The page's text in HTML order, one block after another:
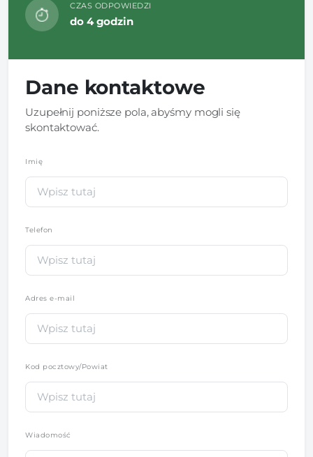
CZAS ODPOWIEDZI
do 4 godzin
Dane kontaktowe
Uzupełnij poniższe pola, abyśmy mogli się
skontaktować.
Imię
Telefon
Adres e-mail
Kod pocztowy/Powiat
Wiadomość